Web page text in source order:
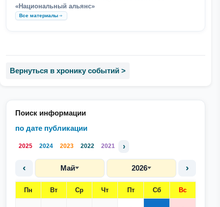
Поиск информации
по дате публикации
2025 2024 2023 2022 2021 ›
‹ Май 2026 ›
Пн Вт Ср Чт Пт Сб Вс
«Национальный альянс»
Все материалы
Вернуться в хронику событий >